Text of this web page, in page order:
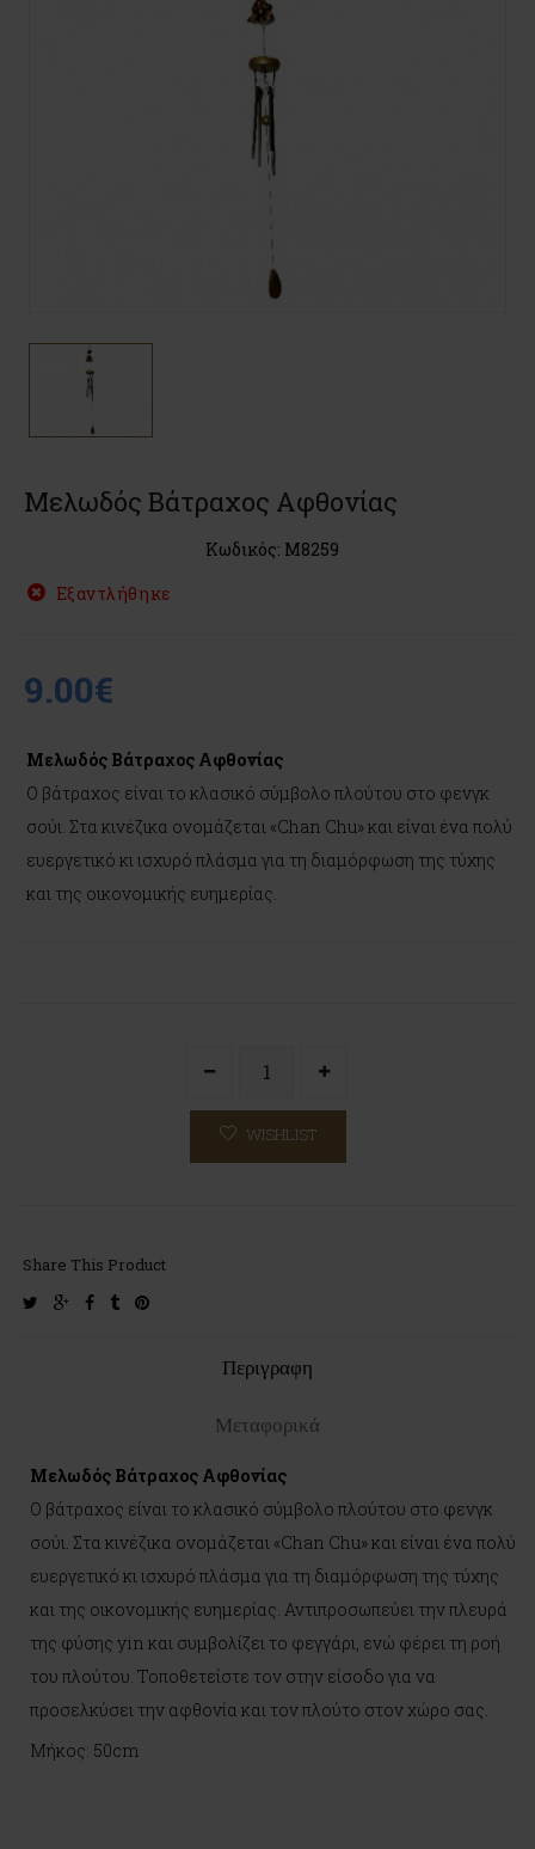
Μελωδός Βάτραχος Αφθονίας
Κωδικός: M8259
Εξαντλήθηκε
9.00€
Μελωδός Βάτραχος Αφθονίας
Ο βάτραχος είναι το κλασικό σύμβολο πλούτου στο φενγκ
σούι. Στα κινέζικα ονομάζεται «Chan Chu» και είναι ένα πολύ
ευεργετικό κι ισχυρό πλάσμα για τη διαμόρφωση της τύχης
και της οικονομικής ευημερίας.
WISHLIST
Share This Product
twittergoogle-facebook
tumblrpinterest
Περιγραφη
Μεταφορικά
Μελωδός Βάτραχος Αφθονίας
Ο βάτραχος είναι το κλασικό σύμβολο πλούτου στο φενγκ
σούι. Στα κινέζικα ονομάζεται «Chan Chu» και είναι ένα πολύ
ευεργετικό κι ισχυρό πλάσμα για τη διαμόρφωση της τύχης
και της οικονομικής ευημερίας. Αντιπροσωπεύει την πλευρά
της φύσης yin και συμβολίζει το φεγγάρι, ενώ φέρει τη ροή
του πλούτου. Τοποθετείστε τον στην είσοδο για να
προσελκύσει την αφθονία και τον πλούτο στον χώρο σας.
Μήκος: 50cm